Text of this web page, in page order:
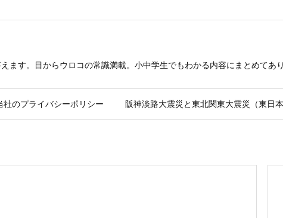
す。目からウロコの常識満載。小中学生でもわかる内容にまとめてあり
社のプライバシーポリシー 阪神淡路大震災と東北関東大震災（東日